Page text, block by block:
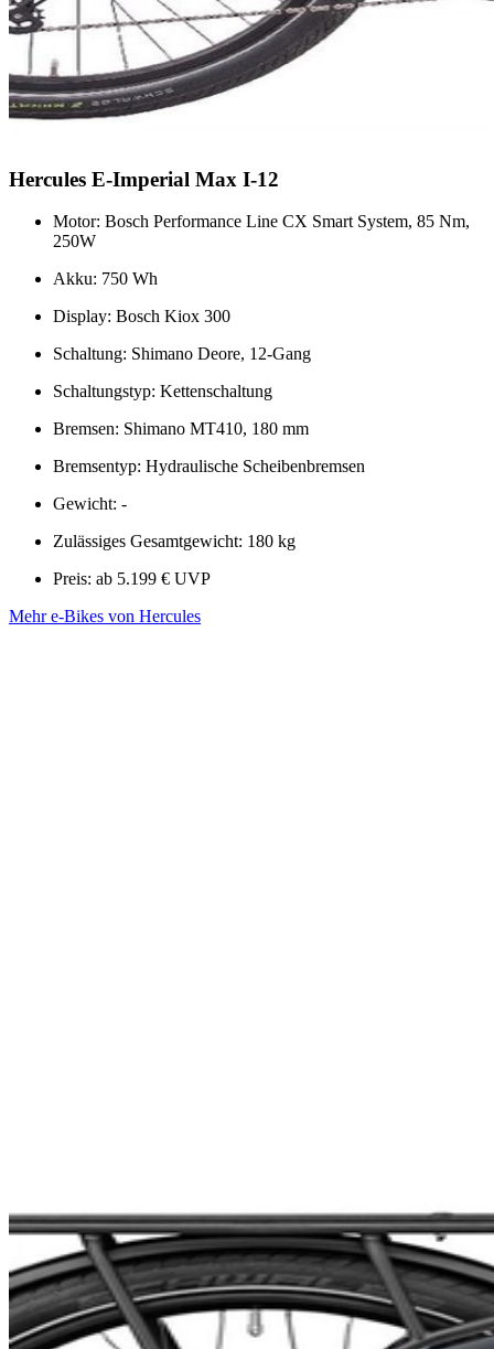
Hercules E-Imperial Max I-12
Motor: Bosch Performance Line CX Smart System, 85 Nm,
250W
Akku: 750 Wh
Display: Bosch Kiox 300
Schaltung: Shimano Deore, 12-Gang
Schaltungstyp: Kettenschaltung
Bremsen: Shimano MT410, 180 mm
Bremsentyp: Hydraulische Scheibenbremsen
Gewicht: -
Zulässiges Gesamtgewicht: 180 kg
Preis: ab 5.199 € UVP
Mehr e-Bikes von Hercules